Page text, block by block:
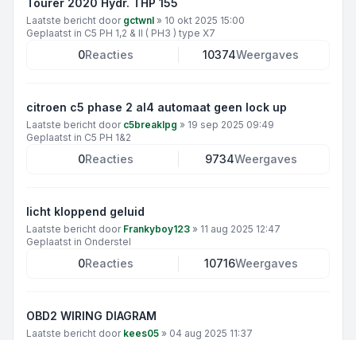
Tourer 2020 Hydr. THP 155
Laatste bericht door gctwnl » 10 okt 2025 15:00
Geplaatst in C5 PH 1,2 & II ( PH3 ) type X7
0Reacties 10374Weergaves
citroen c5 phase 2 al4 automaat geen lock up
Laatste bericht door c5breaklpg » 19 sep 2025 09:49
Geplaatst in C5 PH 1&2
0Reacties 9734Weergaves
licht kloppend geluid
Laatste bericht door Frankyboy123 » 11 aug 2025 12:47
Geplaatst in Onderstel
0Reacties 10716Weergaves
OBD2 WIRING DIAGRAM
Laatste bericht door kees05 » 04 aug 2025 11:37